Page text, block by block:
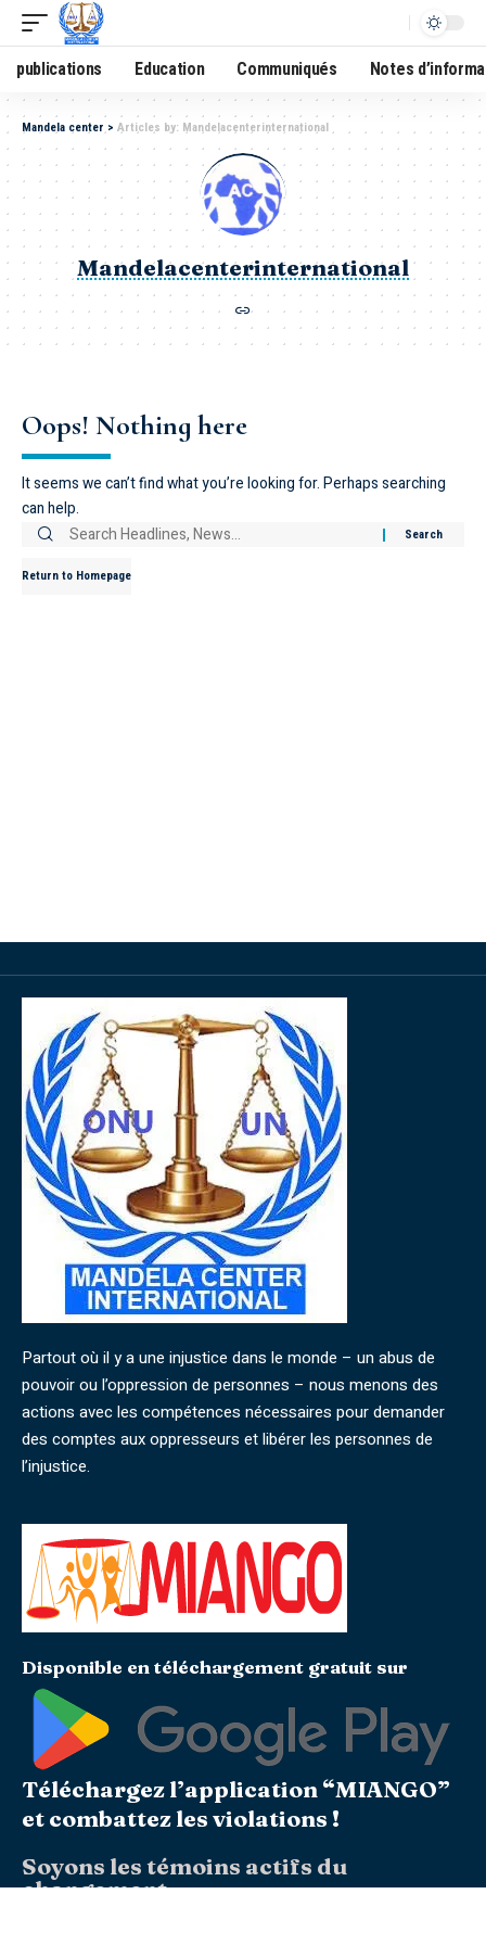
publications Education Communiqués Notes
Mandela center > Articles by: Mandelacenterinternational
Mandelacenterinternational
Oops! Nothing here
It seems we can’t find what you’re looking for. Perhaps searching
can help.
Return to Homepage
Partout où il y a une injustice dans le monde – un abus de
pouvoir ou l’oppression de personnes – nous menons des
actions avec les compétences nécessaires pour demander
des comptes aux oppresseurs et libérer les personnes de
l’injustice.
Disponible en téléchargement gratuit sur
Téléchargez l’application “MIANGO”
et combattez les violations !
Soyons les témoins actifs du
changement